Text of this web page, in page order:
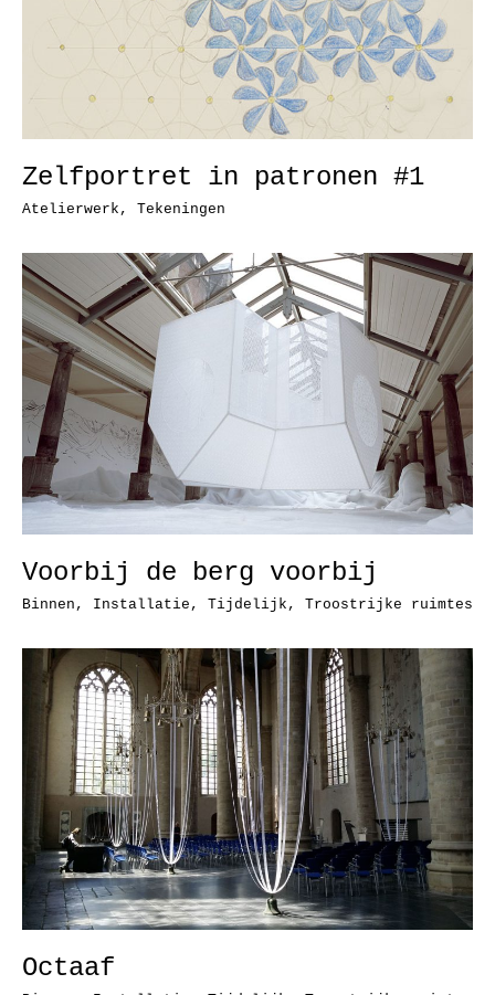
Zelfportret in patronen #1
Atelierwerk , Tekeningen
Voorbij de berg voorbij
Binnen , Installatie , Tijdelijk , Troostrijke ruimtes
Octaaf